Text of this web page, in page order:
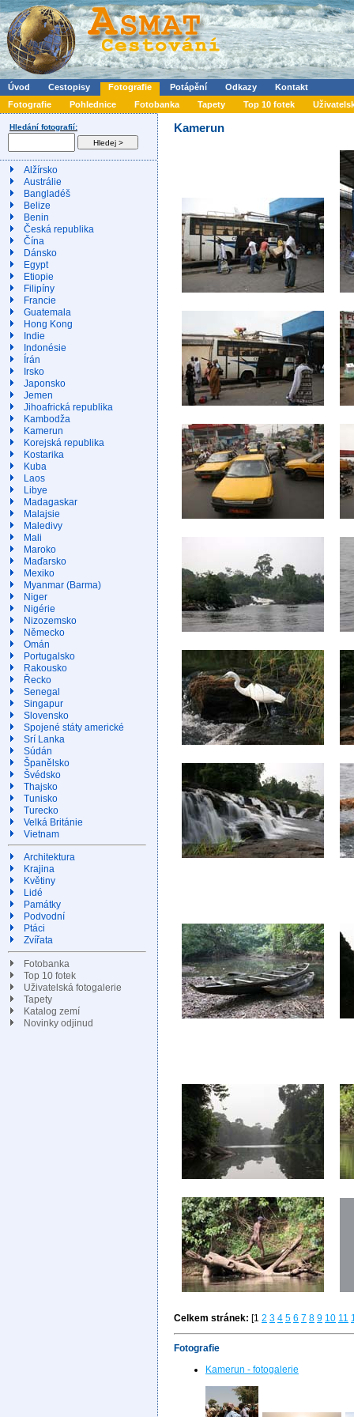
Úvod Cestopisy Fotografie Potápění Odkazy
Kontakt
Fotografie
Pohlednice Fotobanka Tapety Top 10 fotek
Hledání fotografií:
Alžírsko
Austrálie
Bangladéš
Belize
Benin
Česká republika
Čína
Dánsko
Egypt
Etiopie
Filipíny
Francie
Guatemala
Hong Kong
Indie
Indonésie
Írán
Irsko
Japonsko
Jemen
Jihoafrická republika
Kambodža
Kamerun
Korejská republika
Kostarika
Kuba
Laos
Libye
Madagaskar
Malajsie
Maledivy
Mali
Maroko
Maďarsko
Mexiko
Myanmar (Barma)
Niger
Nigérie
Nizozemsko
Německo
Omán
Portugalsko
Rakousko
Řecko
Senegal
Singapur
Slovensko
Spojené státy americké
Srí Lanka
Súdán
Španělsko
Švédsko
Thajsko
Tunisko
Turecko
Velká Británie
Vietnam
Architektura
Krajina
Květiny
Lidé
Památky
Podvodní
Ptáci
Zvířata
Fotobanka
Top 10 fotek
Uživatelská fotogalerie
Tapety
Katalog zemí
Novinky odjinud
Kamerun
Celkem stránek: [1 2 3 4 5 6 7 8 9 10 11
Fotografie
Kamerun - fotogalerie